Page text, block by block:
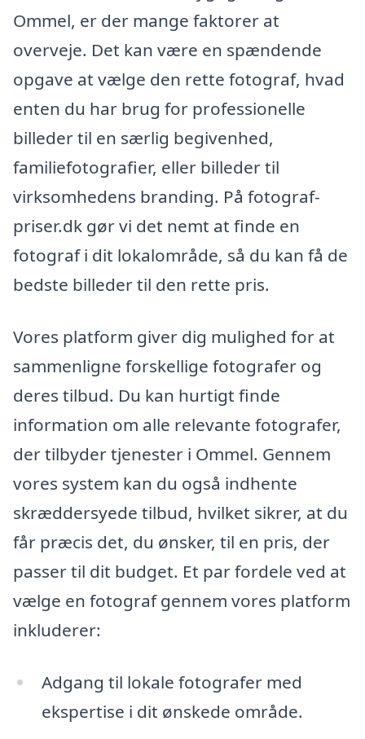
Ommel, er der mange faktorer at
overveje. Det kan være en spændende
opgave at vælge den rette fotograf, hvad
enten du har brug for professionelle
billeder til en særlig begivenhed,
familiefotografier, eller billeder til
virksomhedens branding. På fotograf-
priser.dk gør vi det nemt at finde en
fotograf i dit lokalområde, så du kan få de
bedste billeder til den rette pris.
Vores platform giver dig mulighed for at
sammenligne forskellige fotografer og
deres tilbud. Du kan hurtigt finde
information om alle relevante fotografer,
der tilbyder tjenester i Ommel. Gennem
vores system kan du også indhente
skræddersyede tilbud, hvilket sikrer, at du
får præcis det, du ønsker, til en pris, der
passer til dit budget. Et par fordele ved at
vælge en fotograf gennem vores platform
inkluderer:
Adgang til lokale fotografer med
ekspertise i dit ønskede område.